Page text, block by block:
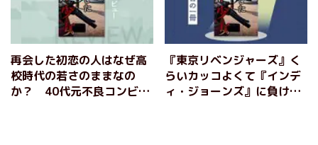
再会した初恋の人はなぜ高
校時代の若さのままなの
か？ 40代元不良コンビが
『東京リベンジャーズ』く
らいカッコよくて『インデ
ィ・ジョーンズ』に負けな